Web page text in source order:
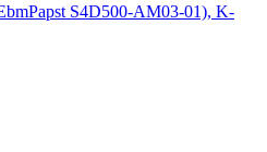
S4D500-AM03-01), K-